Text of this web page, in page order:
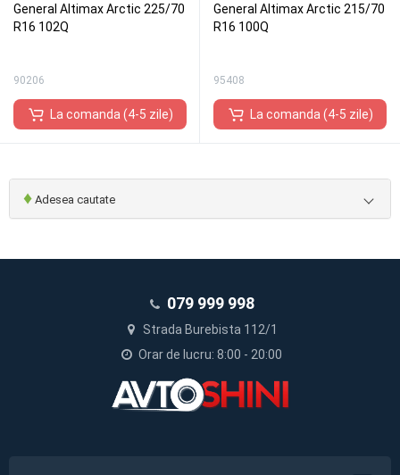
General Altimax Arctic 225/70
R16 102Q
90206
La comanda (4-5 zile)
General Altimax Arctic 215/70
R16 100Q
95408
La comanda (4-5 zile)
♦ Adesea cautate
079 999 998
Strada Burebista 112/1
Orar de lucru: 8:00 - 20:00